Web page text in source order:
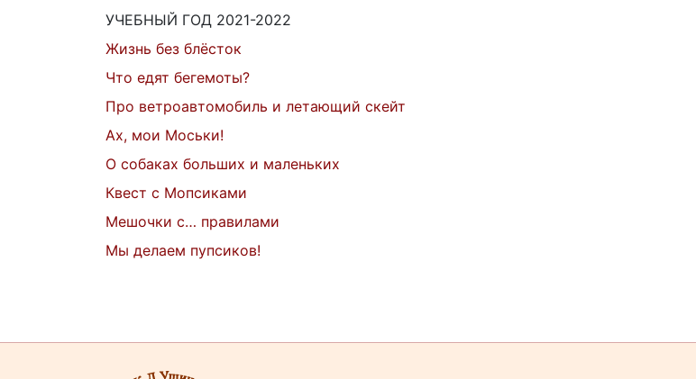
УЧЕБНЫЙ ГОД 2021-2022
Жизнь без блёсток
Что едят бегемоты?
Про ветроавтомобиль и летающий скейт
Ах, мои Моськи!
О собаках больших и маленьких
Квест с Мопсиками
Мешочки с… правилами
Мы делаем пупсиков!